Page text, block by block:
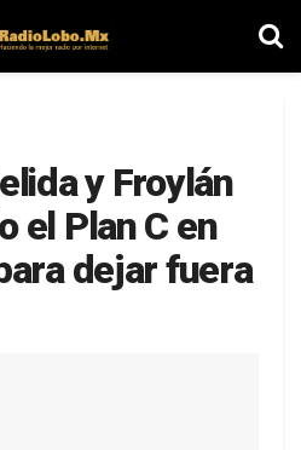
y Froylán
el Plan C en
dejar fuera